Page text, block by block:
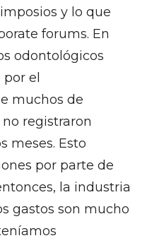
y lo que
forums. En
odontológicos
el
muchos de
registraron
meses. Esto
por parte de
la industria
gastos son mucho